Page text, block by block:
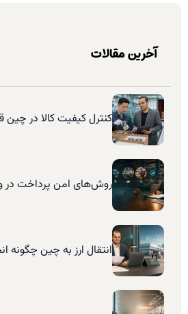
آخرین مقالات
کنترل کیفیت کالا در چین
روش‌های امن پرداخت در
انتقال ارز به چین چگونه